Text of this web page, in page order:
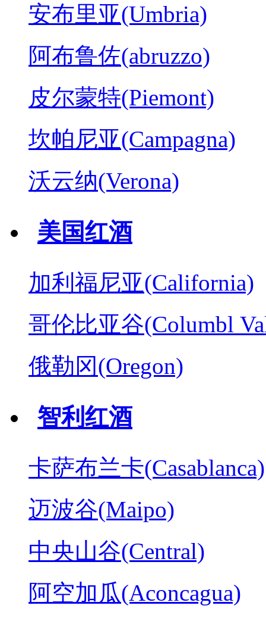
安布里亚(Umbria)
阿布鲁佐(abruzzo)
皮尔蒙特(Piemont)
坎帕尼亚(Campagna)
沃云纳(Verona)
美国红酒
加利福尼亚(California)
哥伦比亚谷(Columbl
俄勒冈(Oregon)
智利红酒
卡萨布兰卡(Casablanca)
迈波谷(Maipo)
中央山谷(Central)
阿空加瓜(Aconcagua)